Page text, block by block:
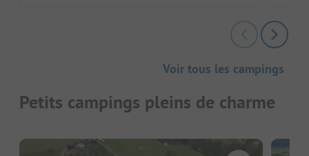
Voir tous les campings
Petits campings pleins de charme